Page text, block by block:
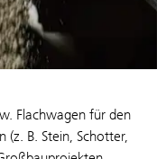
Flachwagen für den
B. Stein, Schotter,